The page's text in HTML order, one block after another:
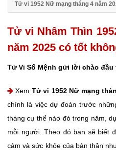
Tử vi 1952 Nữ mạng tháng 4 năm
Tử vi Nhâm Thìn
năm 2025 có tốt
Tử Vi Số Mệnh gửi lời chào đầu
Xem Tử vi 1952 Nữ mạng
chính là việc dự đoán trước
tháng cụ thể nào đó trong năm,
mỗi người. Theo đó bạn sẽ biết
cảm và sức khỏe của bản thân